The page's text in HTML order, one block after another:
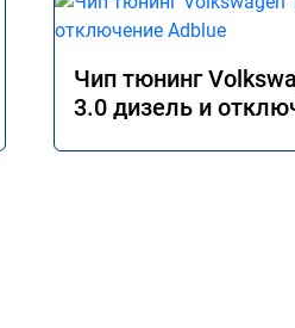
Чип тюнинг
3.0 дизель и